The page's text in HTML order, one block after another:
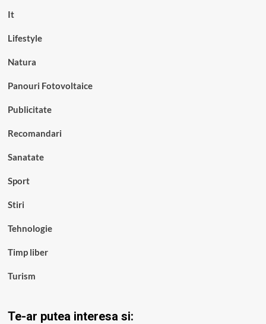
It
Lifestyle
Natura
Panouri Fotovoltaice
Publicitate
Recomandari
Sanatate
Sport
Stiri
Tehnologie
Timp liber
Turism
Te-ar putea interesa si: